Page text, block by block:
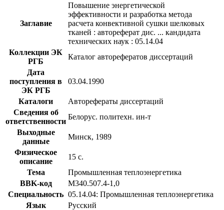
Заглавие
Повышение энергетической
эффективности и разработка метода
расчета конвективной сушки шелковых
тканей : автореферат дис. ... кандидата
технических наук : 05.14.04
Коллекции ЭК
РГБ
Каталог авторефератов диссертаций
Дата
поступления в
ЭК РГБ
03.04.1990
Каталоги
Авторефераты диссертаций
Сведения об
ответственности
Белорус. политехн. ин-т
Выходные
данные
Минск, 1989
Физическое
описание
15 с.
Тема
Промышленная теплоэнергетика
BBK-код
М340.507.4-1,0
Специальность 05.14.04: Промышленная теплоэнергетика
Язык
Русский